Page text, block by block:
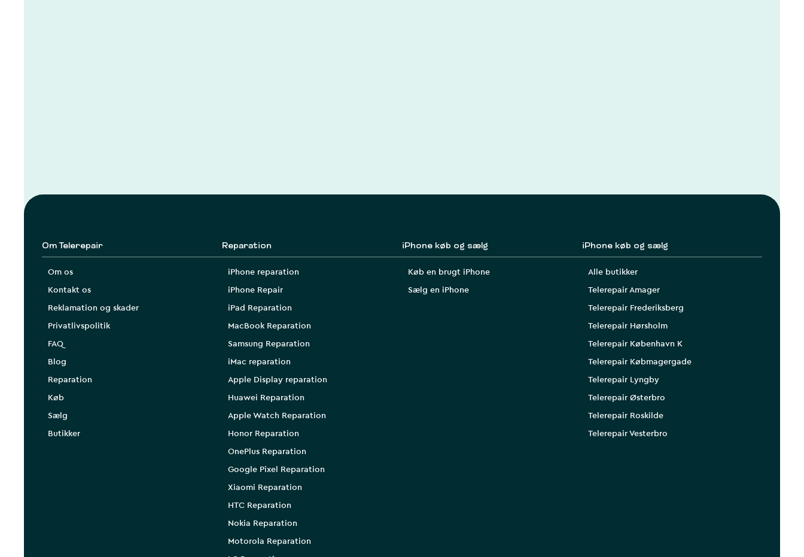
Om Telerepair
Om os
Kontakt os
Reklamation og skader
Privatlivspolitik
FAQ
Blog
Reparation
Køb
Sælg
Butikker
Reparation
iPhone reparation
iPhone Repair
iPad Reparation
MacBook Reparation
Samsung Reparation
iMac reparation
Apple Display reparation
Huawei Reparation
Apple Watch Reparation
Honor Reparation
OnePlus Reparation
Google Pixel Reparation
Xiaomi Reparation
HTC Reparation
Nokia Reparation
Motorola Reparation
iPhone køb og sælg
Køb en brugt iPhone
Sælg en iPhone
iPhone køb og sælg
Alle butikker
Telerepair Amager
Telerepair Frederiksberg
Telerepair Hørsholm
Telerepair København K
Telerepair Købmagergade
Telerepair Lyngby
Telerepair Østerbro
Telerepair Roskilde
Telerepair Vesterbro